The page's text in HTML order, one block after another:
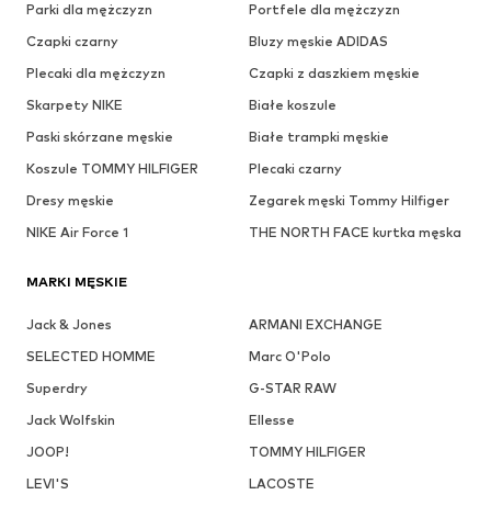
Parki dla mężczyzn
Portfele dla mężczyzn
Czapki czarny
Bluzy męskie ADIDAS
Plecaki dla mężczyzn
Czapki z daszkiem męskie
Skarpety NIKE
Białe koszule
Paski skórzane męskie
Białe trampki męskie
Koszule TOMMY HILFIGER
Plecaki czarny
Dresy męskie
Zegarek męski Tommy Hilfiger
NIKE Air Force 1
THE NORTH FACE kurtka męska
MARKI MĘSKIE
Jack & Jones
ARMANI EXCHANGE
SELECTED HOMME
Marc O'Polo
Superdry
G-STAR RAW
Jack Wolfskin
Ellesse
JOOP!
TOMMY HILFIGER
LEVI'S
LACOSTE